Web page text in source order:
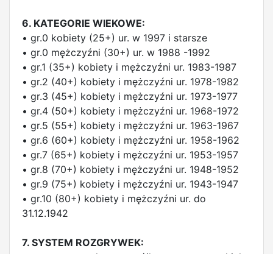
6. KATEGORIE WIEKOWE:
• gr.0 kobiety (25+) ur. w 1997 i starsze
• gr.0 mężczyźni (30+) ur. w 1988 -1992
• gr.1 (35+) kobiety i mężczyźni ur. 1983-1987
• gr.2 (40+) kobiety i mężczyźni ur. 1978-1982
• gr.3 (45+) kobiety i mężczyźni ur. 1973-1977
• gr.4 (50+) kobiety i mężczyźni ur. 1968-1972
• gr.5 (55+) kobiety i mężczyźni ur. 1963-1967
• gr.6 (60+) kobiety i mężczyźni ur. 1958-1962
• gr.7 (65+) kobiety i mężczyźni ur. 1953-1957
• gr.8 (70+) kobiety i mężczyźni ur. 1948-1952
• gr.9 (75+) kobiety i mężczyźni ur. 1943-1947
• gr.10 (80+) kobiety i mężczyźni ur. do
31.12.1942
7. SYSTEM ROZGRYWEK: